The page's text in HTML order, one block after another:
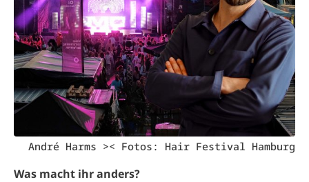
André Harms >< Fotos: Hair Festival Hamburg
Was macht ihr anders?